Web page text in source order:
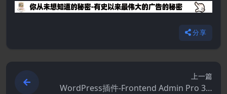
分享
上一篇
WordPress插件-Frontend Admin Pro 3.2